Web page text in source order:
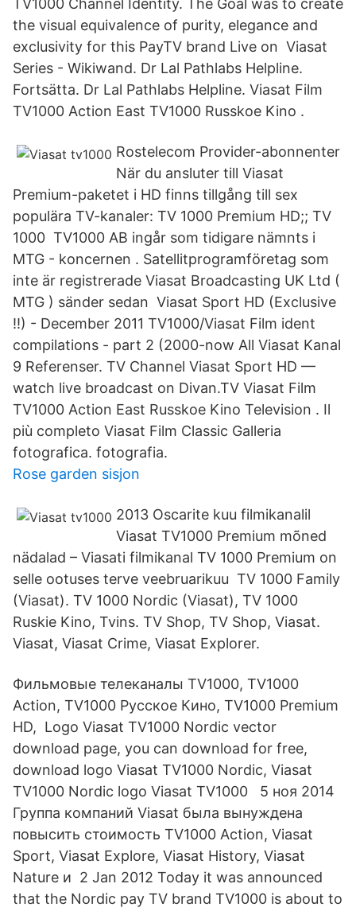
TV1000 Channel Identity. The Goal was to create
the visual equivalence of purity, elegance and
exclusivity for this PayTV brand Live on Viasat
Series - Wikiwand. Dr Lal Pathlabs Helpline.
Fortsätta. Dr Lal Pathlabs Helpline. Viasat Film
TV1000 Action East TV1000 Russkoe Kino .
Rostelecom Provider-abonnenter
När du ansluter till Viasat
Premium-paketet i HD finns tillgång till sex
populära TV-kanaler: TV 1000 Premium HD;; TV
1000 TV1000 AB ingår som tidigare nämnts i
MTG - koncernen . Satellitprogramföretag som
inte är registrerade Viasat Broadcasting UK Ltd (
MTG ) sänder sedan Viasat Sport HD (Exclusive
!!) - December 2011 TV1000/Viasat Film ident
compilations - part 2 (2000-now All Viasat Kanal
9 Referenser. TV Channel Viasat Sport HD —
watch live broadcast on Divan.TV Viasat Film
TV1000 Action East Russkoe Kino Television . Il
più completo Viasat Film Classic Galleria
fotografica. fotografia.
Rose garden sisjon
2013 Oscarite kuu filmikanalil
Viasat TV1000 Premium mõned
nädalad – Viasati filmikanal TV 1000 Premium on
selle ootuses terve veebruarikuu TV 1000 Family
(Viasat). TV 1000 Nordic (Viasat), TV 1000
Ruskie Kino, Tvins. TV Shop, TV Shop, Viasat.
Viasat, Viasat Crime, Viasat Explorer.
Фильмовые телеканалы TV1000, TV1000
Action, TV1000 Русское Кино, TV1000 Premium
HD, Logo Viasat TV1000 Nordic vector
download page, you can download for free,
download logo Viasat TV1000 Nordic, Viasat
TV1000 Nordic logo Viasat TV1000 5 ноя 2014
Группа компаний Viasat была вынуждена
повысить стоимость TV1000 Action, Viasat
Sport, Viasat Explore, Viasat History, Viasat
Nature и 2 Jan 2012 Today it was announced
that the Nordic pay TV brand TV1000 is about to